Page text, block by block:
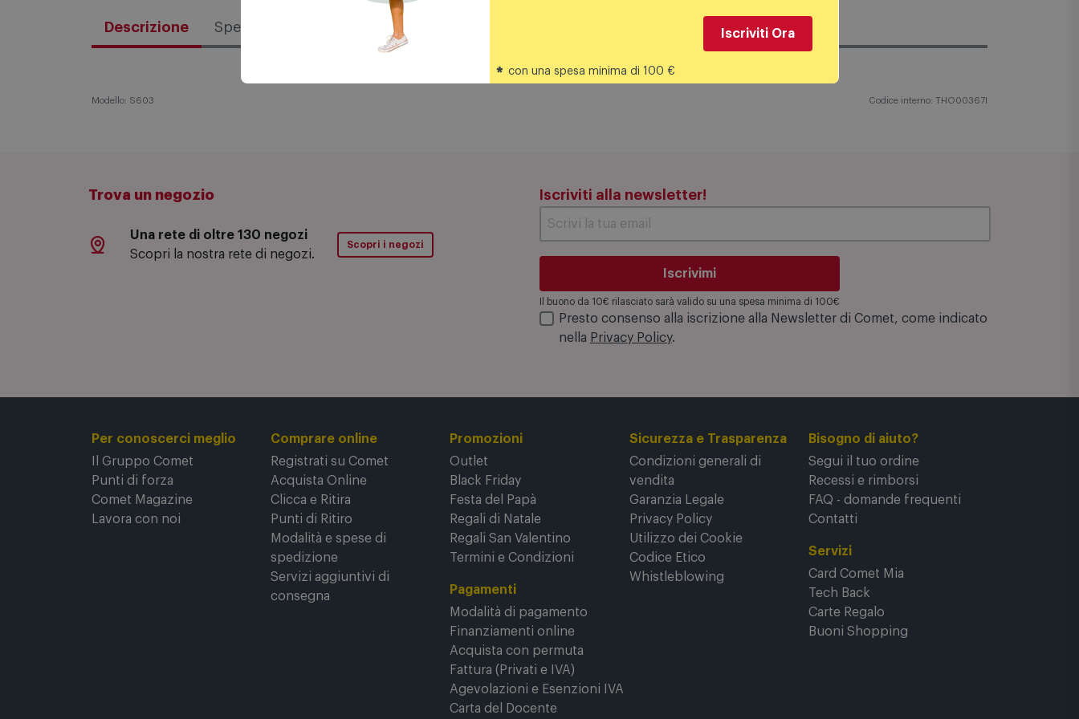
Descrizione Specifiche tecniche
Una rete di oltre 130 negozi
Iscriviti alla newsletter!
Iscrivimi
Il buono da 10€ rilasciato sarà valido su una spesa minima di 100€
Presto consenso alla iscrizione alla Newsletter di Comet, come indicato
Per conoscerci meglio
Il Gruppo Comet
Punti di forza
Comet Magazine
Comprare online
Registrati su Comet
Acquista Online
Clicca e Ritira
Punti di Ritiro
Modalità e spese di
spedizione
Servizi aggiuntivi di
Promozioni
Outlet
Black Friday
Festa del Papà
Regali di Natale
Regali San Valentino
Termini e Condizioni
Pagamenti
Modalità di pagamento
Finanziamenti online
Acquista con permuta
Fattura (Privati e IVA)
Agevolazioni e Esenzioni IVA
Sicurezza e Trasparenza
Condizioni generali di
vendita
Garanzia Legale
Privacy Policy
Utilizzo dei Cookie
Codice Etico
Bisogno di aiuto?
Segui il tuo ordine
Recessi e rimborsi
FAQ - domande frequenti
Contatti
Servizi
Card Comet Mia
Tech Back
Carte Regalo
Iscriviti Ora
* con una spesa minima di 100 €